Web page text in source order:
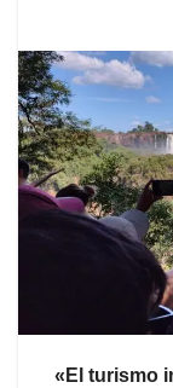
«El turismo